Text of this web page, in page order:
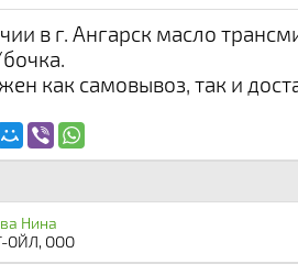
в г. Ангарск масло
как самовывоз, так и
Нина
ОЙЛ, ООО